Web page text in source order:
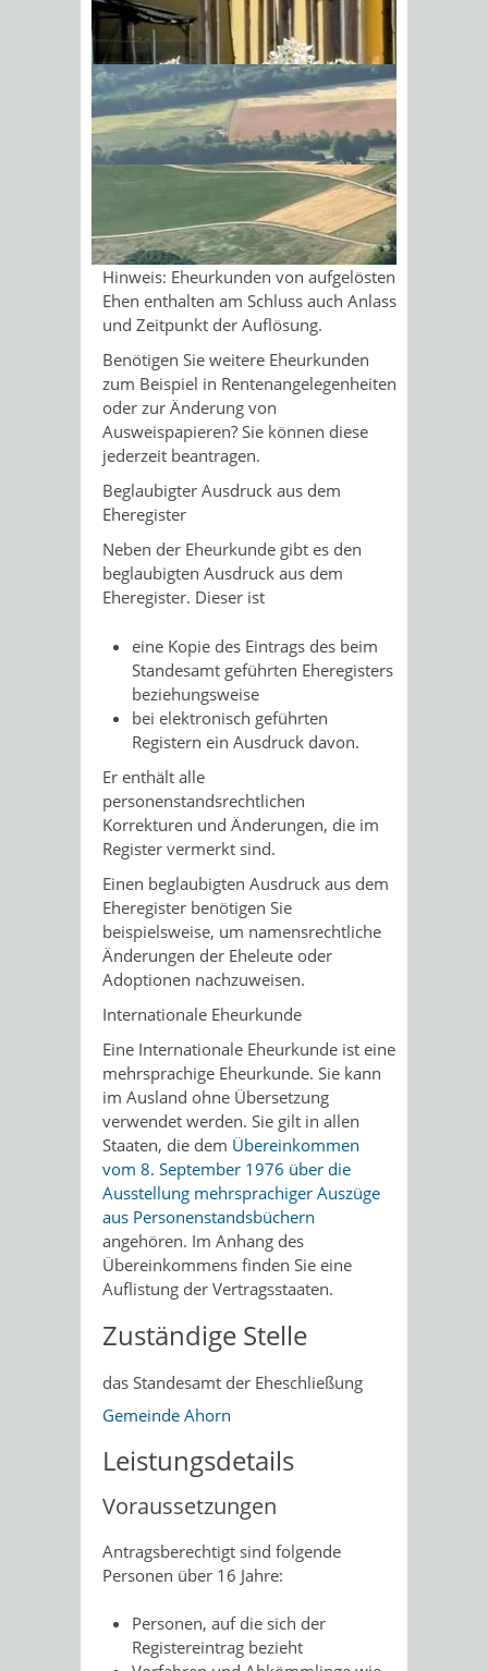
Sonnenschein am Morgen im
Ahornwald
Bestehen oder die Auflösung der Ehe.
Zusätzlich enthalten sie folgende
Informationen:
Vor- und Familiennamen der
Ehegatten vor der Eheschließung
Ort und Tag ihrer Geburten
Ort und Tag der Eheschließung
Namen der Ehegatten nach der
Eheschließung
Hinweis: Eheurkunden von aufgelösten
Ehen enthalten am Schluss auch Anlass
und Zeitpunkt der Auflösung.
Benötigen Sie weitere Eheurkunden
zum Beispiel in Rentenangelegenheiten
oder zur Änderung von
Ausweispapieren? Sie können diese
jederzeit beantragen.
Beglaubigter Ausdruck aus dem
Eheregister
Neben der Eheurkunde gibt es den
beglaubigten Ausdruck aus dem
Eheregister. Dieser ist
eine Kopie des Eintrags des beim
Standesamt geführten Eheregisters
beziehungsweise
bei elektronisch geführten
Registern ein Ausdruck davon.
Er enthält alle
personenstandsrechtlichen
Korrekturen und Änderungen, die im
Register vermerkt sind.
Einen beglaubigten Ausdruck aus dem
Eheregister benötigen Sie
beispielsweise, um namensrechtliche
Änderungen der Eheleute oder
Adoptionen nachzuweisen.
Internationale Eheurkunde
Eine Internationale Eheurkunde ist eine
mehrsprachige Eheurkunde. Sie kann
im Ausland ohne Übersetzung
verwendet werden. Sie gilt in allen
Staaten, die dem Übereinkommen
vom 8. September 1976 über die
Ausstellung mehrsprachiger Auszüge
aus Personenstandsbüchern
angehören. Im Anhang des
Übereinkommens finden Sie eine
Auflistung der Vertragsstaaten.
Zuständige Stelle
das Standesamt der Eheschließung
Gemeinde Ahorn
Leistungsdetails
Voraussetzungen
Antragsberechtigt sind folgende
Personen über 16 Jahre:
Personen, auf die sich der
Registereintrag bezieht